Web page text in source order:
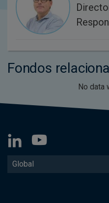
Fondos
No data
Global